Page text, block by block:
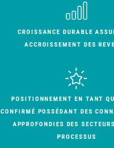
CROISSANCE DURABLE
ACCROISSEMENT DES
POSITIONNEMENT EN TANT
CONFIRMÉ POSSÉDANT DES
APPROFONDIES DES
PROCESSUS